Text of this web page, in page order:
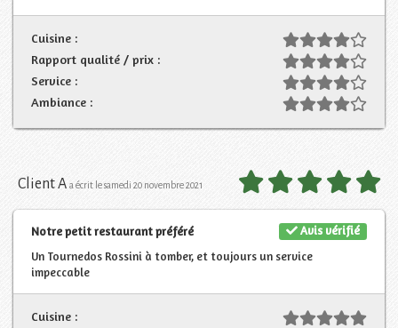
Cuisine :
Rapport qualité / prix :
Service :
Ambiance :
Client A a écrit le samedi 20 novembre 2021
Avis vérifié
Notre petit restaurant préféré
Un Tournedos Rossini à tomber, et toujours un service
impeccable
Cuisine :